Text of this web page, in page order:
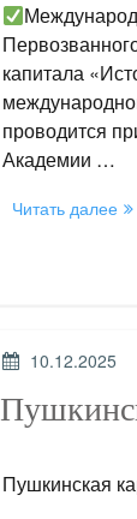
капитала
проводится
Академии …
Читать далее
10.12.2025
Пушкинская